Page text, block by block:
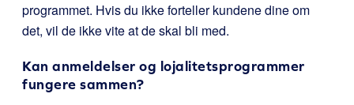
programmet. Hvis du ikke forteller kundene dine om
det, vil de ikke vite at de skal bli med.
Kan anmeldelser og lojalitetsprogrammer
fungere sammen?